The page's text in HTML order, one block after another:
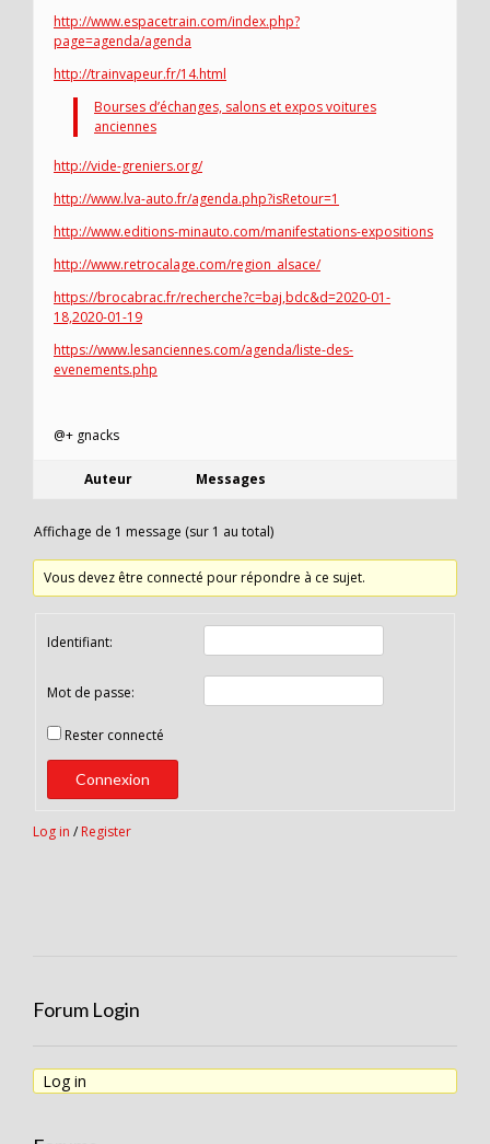
http://www.espacetrain.com/index.php?
page=agenda/agenda
http://trainvapeur.fr/14.html
Bourses d’échanges, salons et expos voitures
anciennes
http://vide-greniers.org/
http://www.lva-auto.fr/agenda.php?isRetour=1
http://www.editions-minauto.com/manifestations-expositions
http://www.retrocalage.com/region_alsace/
https://brocabrac.fr/recherche?c=baj,bdc&d=2020-01-
18,2020-01-19
https://www.lesanciennes.com/agenda/liste-des-
evenements.php
@+ gnacks
Auteur Messages
Affichage de 1 message (sur 1 au total)
Vous devez être connecté pour répondre à ce sujet.
Identifiant:
Mot de passe:
Rester connecté
Connexion
Log in / Register
Forum Login
Log in